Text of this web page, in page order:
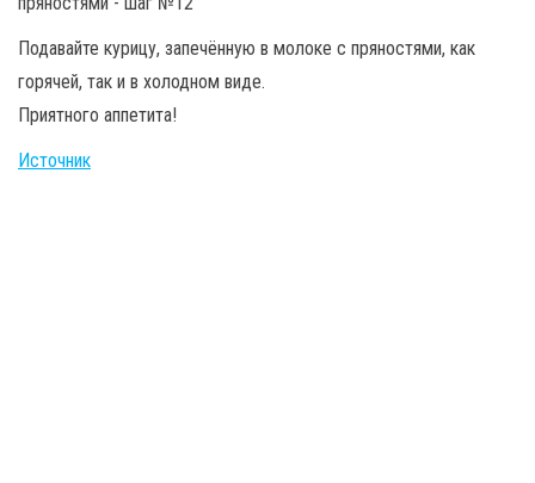
Подавайте курицу, запечённую в молоке с пряностями, как
горячей, так и в холодном виде.
Приятного аппетита!
Источник